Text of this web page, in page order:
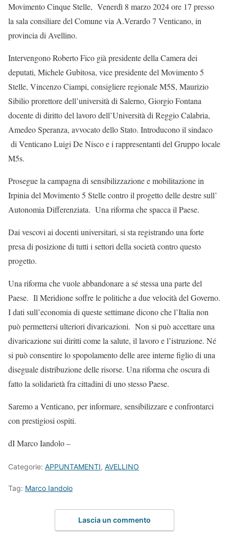
Movimento Cinque Stelle, Venerdì 8 marzo 2024 ore 17 presso
la sala consiliare del Comune via A.Verardo 7 Venticano, in
provincia di Avellino.
Intervengono Roberto Fico già presidente della Camera dei
deputati, Michele Gubitosa, vice presidente del Movimento 5
Stelle, Vincenzo Ciampi, consigliere regionale M5S, Maurizio
Sibilio prorettore dell’università di Salerno, Giorgio Fontana
docente di diritto del lavoro dell’Università di Reggio Calabria,
Amedeo Speranza, avvocato dello Stato. Introducono il sindaco
di Venticano Luigi De Nisco e i rappresentanti del Gruppo locale
M5s.
Prosegue la campagna di sensibilizzazione e mobilitazione in
Irpinia del Movimento 5 Stelle contro il progetto delle destre sull’
Autonomia Differenziata. Una riforma che spacca il Paese.
Dai vescovi ai docenti universitari, si sta registrando una forte
presa di posizione di tutti i settori della società contro questo
progetto.
Una riforma che vuole abbandonare a sé stessa una parte del
Paese. Il Meridione soffre le politiche a due velocità del Governo.
I dati sull’economia di queste settimane dicono che l’Italia non
può permettersi ulteriori divaricazioni. Non si può accettare una
divaricazione sui diritti come la salute, il lavoro e l’istruzione. Né
si può consentire lo spopolamento delle aree interne figlio di una
diseguale distribuzione delle risorse. Una riforma che oscura di
fatto la solidarietà fra cittadini di uno stesso Paese.
Saremo a Venticano, per informare, sensibilizzare e confrontarci
con prestigiosi ospiti.
dI Marco Iandolo –
Categorie: APPUNTAMENTI, AVELLINO
Tag: Marco Iandolo
Lascia un commento